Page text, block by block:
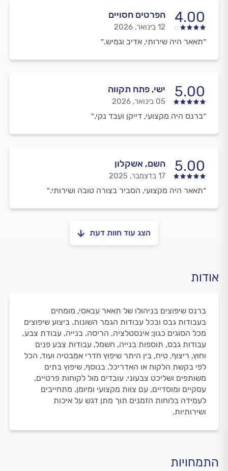
4.00 הפרטים חסויים
12 בינואר, 2026
״תאאר היה שירותי, אדיב וגמיש.״
5.00 ישי, פתח תקווה
05 בינואר, 2026
״ברנס היה מקצועי, דייקן ועבד נקי.״
5.00 השם, אשקלון
17 בדצמבר, 2025
״תאאר היה מקצועי, הסביר בצורה טובה ושירותי.״
הצג עוד חוות דעת
אודות
ברנס שיפוצים בניהולו של תאאר עבאסי, מומחים
בעבודות גבס ובכל עבודות הגמר השונות. ביצוע שיפוצים
מכל הסוגים כגון: אינסטלציה, הריסה, בנייה, עבודת צבע,
עבודות גבס, תוספות בנייה, חשמל, עבודות צבע פנים
וחוץ, ריצוף, טיח, בין היתר שיפוץ חדרי אמבטיה ועוד. הכל
לפי בקשת הלקוח או האדריכל. בנוסף, שיפוץ בתים
משותפים ושליכט צבעוני. עובדים מול לקוחות פרטיים,
עסקיים ומוסדיים, עם צוות מקצועי ומיומן. מתחייבים
לעמידה בלוחות הזמנים תוך מתן דגש על איכות
ושירותיות.
התמחויות